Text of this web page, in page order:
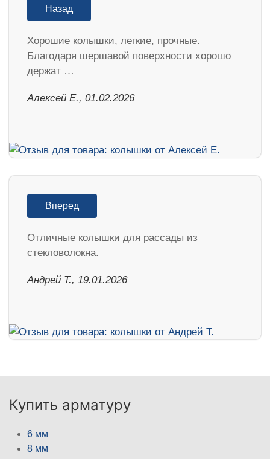
Назад
Хорошие колышки, легкие, прочные.
Благодаря шершавой поверхности хорошо
держат …
Алексей Е., 01.02.2026
Вперед
Отличные колышки для рассады из
стекловолокна.
Андрей Т., 19.01.2026
Купить арматуру
6 мм
8 мм